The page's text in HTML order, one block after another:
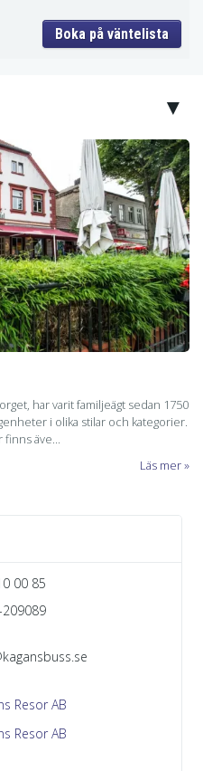
Boka på väntelista
har varit familjeägt sedan 1750
i olika stilar och kategorier.
finns äve...
Läs mer
00 85
Resor AB
Resor AB